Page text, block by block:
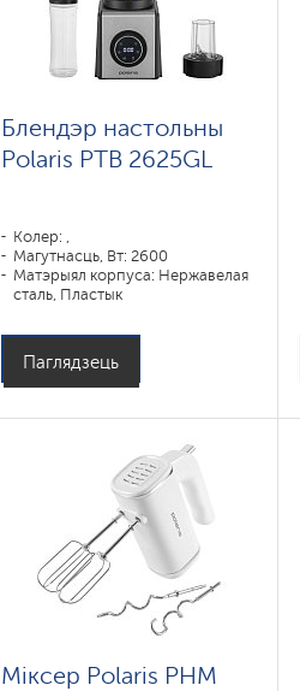
Блендэр настольны
Polaris PTB 2625GL
Колер: ,
Магутнасць, Вт: 2600
Матэрыял корпуса: Нержавелая
сталь, Пластык
Паглядзець
Міксер Polaris PHM